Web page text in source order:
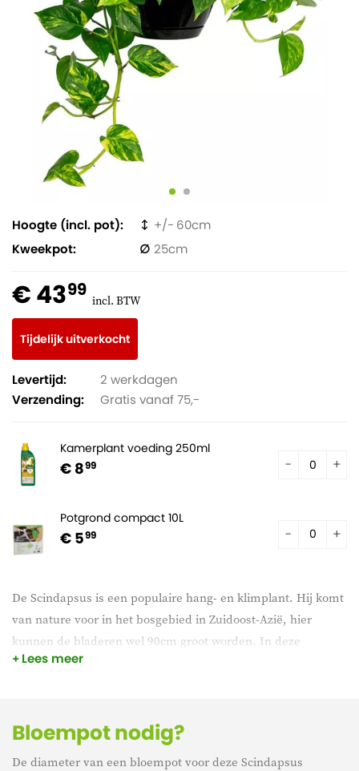
De Scindapsus is een populaire hang- en klimplant. Hij komt
van nature voor in het bosgebied in Zuidoost-Azië, hier
kunnen de bladeren wel 90cm groot worden. In deze
bosgebieden groeit de Epipremnum, in de schaduw, als een
Lees meer
Hoogte (incl. pot)
60
Kweekpot
25
€ 4399 incl. BTW
Tijdelijk uitverkocht
Levertijd:
2 werkdagen
Verzending:
Gratis vanaf 75,-
Kamerplant voeding 250ml
€ 899
Potgrond compact 10L
€ 599
Bloempot nodig?
De diameter van een bloempot voor deze Scindapsus